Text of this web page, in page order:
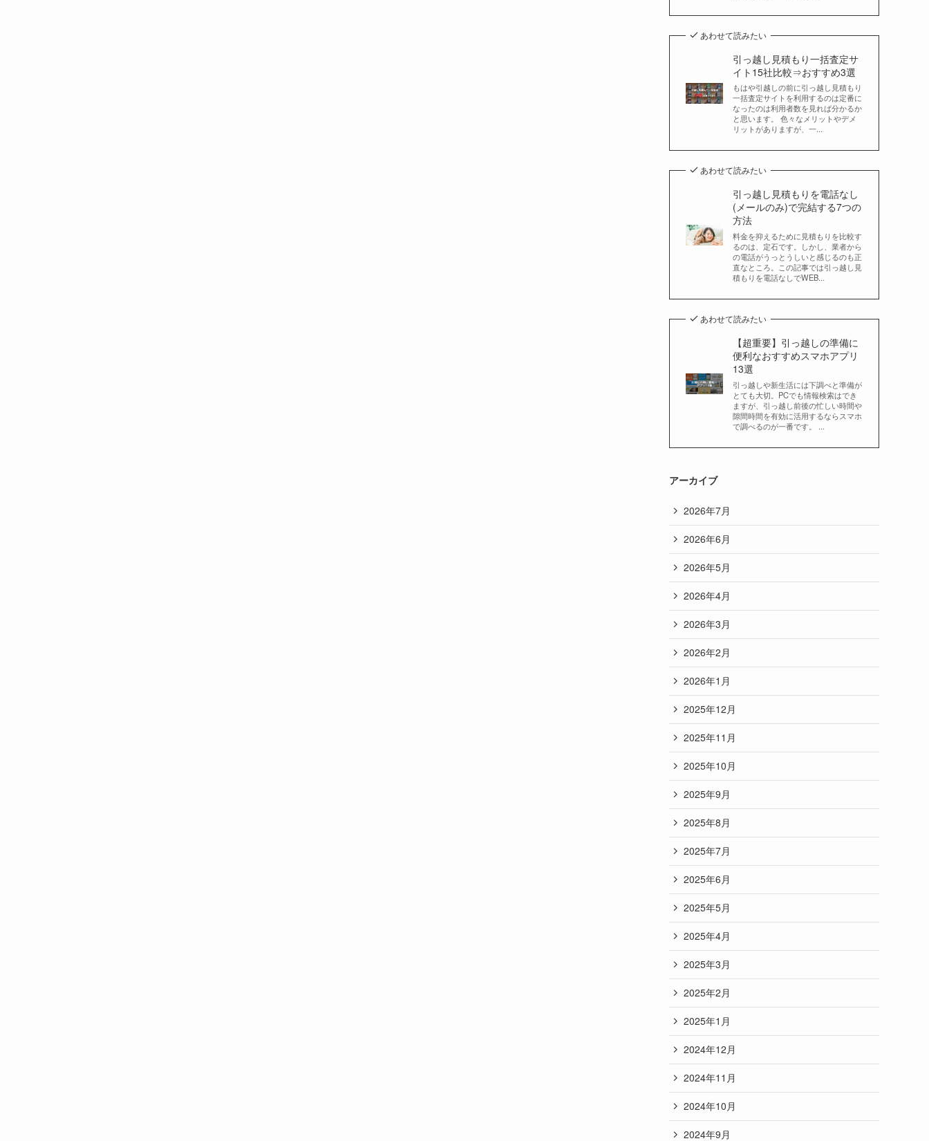
あわせて読みたい
引っ越し見積もり一括査定サ
イト15社比較⇒おすすめ3選
もはや引越しの前に引っ越し見積もり
一括査定サイトを利用するのは定番に
なったのは利用者数を見れば分かるか
と思います。 色々なメリットやデメ
リットがありますが、一...
あわせて読みたい
引っ越し見積もりを電話なし
(メールのみ)で完結する7つの
方法
料金を抑えるために見積もりを比較す
るのは、定石です。しかし、業者から
の電話がうっとうしいと感じるのも正
直なところ。この記事では引っ越し見
積もりを電話なしでWEB...
あわせて読みたい
【超重要】引っ越しの準備に
便利なおすすめスマホアプリ
13選
引っ越しや新生活には下調べと準備が
とても大切。PCでも情報検索はでき
ますが、引っ越し前後の忙しい時間や
隙間時間を有効に活用するならスマホ
で調べるのが一番です。 ...
アーカイブ
2026年7月
2026年6月
2026年5月
2026年4月
2026年3月
2026年2月
2026年1月
2025年12月
2025年11月
2025年10月
2025年9月
2025年8月
2025年7月
2025年6月
2025年5月
2025年4月
2025年3月
2025年2月
2025年1月
2024年12月
2024年11月
2024年10月
2024年9月